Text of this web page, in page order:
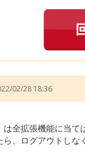
02/28 18:36
は全拡張機能に当
ら、ログアウトし